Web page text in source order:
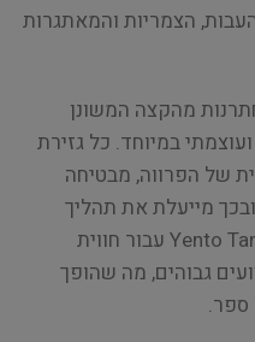
הצמריות והמאתגרות
מהקצה המשונן
במיוחד. כל גזירת
של הפרווה, מבטיחה
מייעלת את תהליך
הטיפוח שלכם. בחרו במספרי Yento Tanto עבור חווית
גבוהים, מה שהופך
ספר.